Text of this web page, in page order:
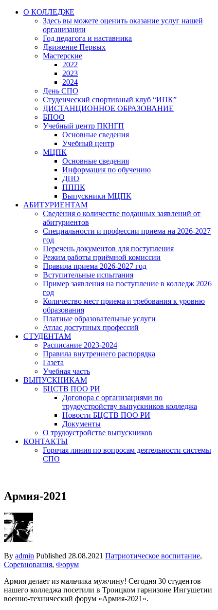
О КОЛЛЕДЖЕ
Здесь вы можете оценить оказание услуг нашей
организации
Год педагога и наставника
Движение Первых
Мастерские
2022
2023
2024
День СПО
Студенческий спортивный клуб “ИПК”
ДИСТАНЦИОННОЕ ОБРАЗОВАНИЕ
БПОО
Учебный центр ПКНГП
Основные сведения
Учебный центр
МЦПК
Основные сведения
Информация по обучению
ДПО
ПППК
Выпускники МЦПК
АБИТУРИЕНТАМ
Сведения о количестве поданных заявлений от
абитуриентов
Специальности и профессии приема на 2026-2027
год
Перечень документов для поступления
Режим работы приёмной комиссии
Правила приема 2026-2027 год
Вступительные испытания
Пример заявления на поступление в колледж 2026
год
Количество мест приема и требования к уровню
образования
Платные образовательные услуги
Атлас доступных профессий
СТУДЕНТАМ
Расписание 2023-2024
Правила внутреннего распорядка
Газета
Учебная часть
ВЫПУСКНИКАМ
БЦСТВ ПОО РИ
Договора с организациями по
трудоустройству выпускников колледжа
Новости БЦСТВ ПОО РИ
Документы
О трудоустройстве выпускников
КОНТАКТЫ
Горячая линия по вопросам деятельности системы
СПО
Армия-2021
By admin Published 28.08.2021 Патриотическое воспитание,
Соревнования, Форум
Армия делает из мальчика мужчину! Сегодня 30 студентов
нашего колледжа посетили в Троицком гарнизоне Ингушетии
военно-технический форум «Армия-2021».